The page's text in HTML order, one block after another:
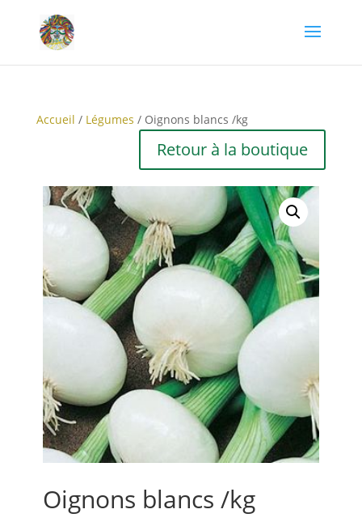
Accueil / Légumes / Oignons blancs /kg
Retour à la boutique
Oignons blancs /kg